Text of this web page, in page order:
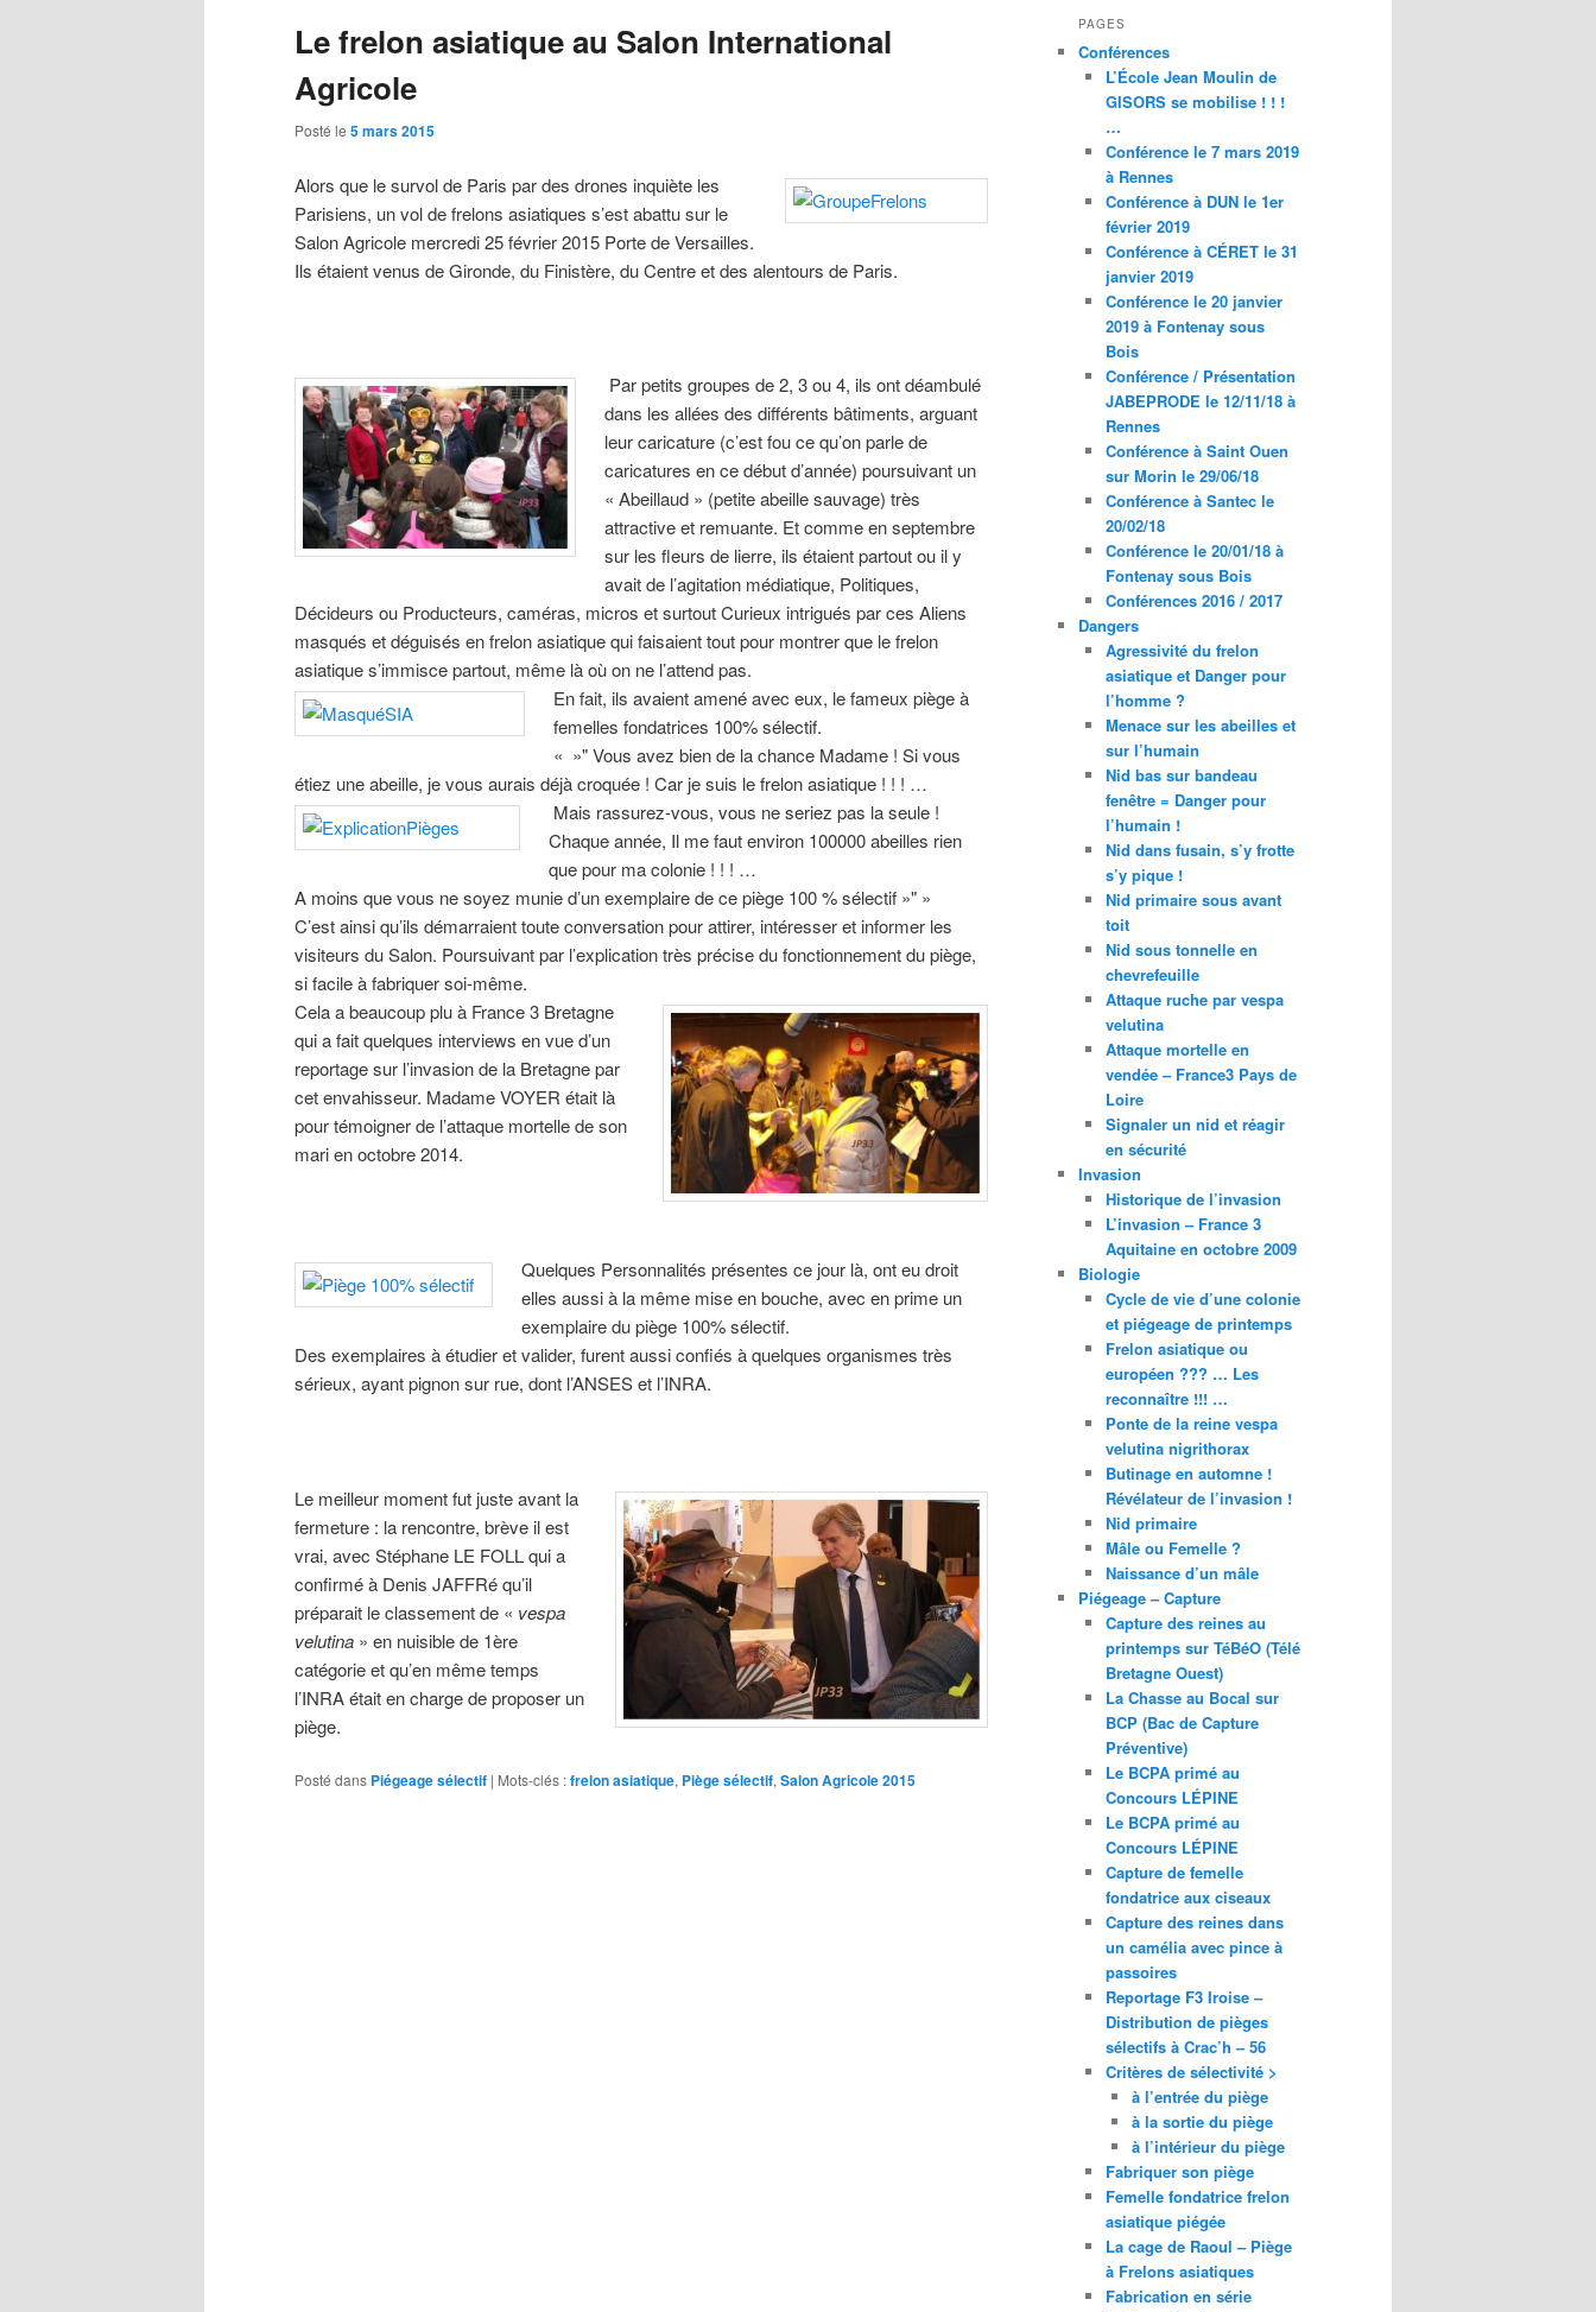
Le frelon asiatique au Salon International
Agricole
Posté le 5 mars 2015
Alors que le survol de Paris par des drones inquiète les
Parisiens, un vol de frelons asiatiques s’est abattu sur le
Salon Agricole mercredi 25 février 2015 Porte de Versailles.
Ils étaient venus de Gironde, du Finistère, du Centre et des alentours de Paris.
Par petits groupes de 2, 3 ou 4, ils ont déambulé
dans les allées des différents bâtiments, arguant
leur caricature (c’est fou ce qu’on parle de
caricatures en ce début d’année) poursuivant un
« Abeillaud » (petite abeille sauvage) très
attractive et remuante. Et comme en septembre
sur les fleurs de lierre, ils étaient partout ou il y
avait de l’agitation médiatique, Politiques,
Décideurs ou Producteurs, caméras, micros et surtout Curieux intrigués par ces Aliens
masqués et déguisés en frelon asiatique qui faisaient tout pour montrer que le frelon
asiatique s’immisce partout, même là où on ne l’attend pas.
En fait, ils avaient amené avec eux, le fameux piège à
femelles fondatrices 100% sélectif.
« »" Vous avez bien de la chance Madame ! Si vous
étiez une abeille, je vous aurais déjà croquée ! Car je suis le frelon asiatique ! ! ! …
Mais rassurez-vous, vous ne seriez pas la seule !
Chaque année, Il me faut environ 100000 abeilles rien
que pour ma colonie ! ! ! …
A moins que vous ne soyez munie d’un exemplaire de ce piège 100 % sélectif »" »
C’est ainsi qu’ils démarraient toute conversation pour attirer, intéresser et informer les
visiteurs du Salon. Poursuivant par l’explication très précise du fonctionnement du piège,
si facile à fabriquer soi-même.
Cela a beaucoup plu à France 3 Bretagne
qui a fait quelques interviews en vue d’un
reportage sur l’invasion de la Bretagne par
cet envahisseur. Madame VOYER était là
pour témoigner de l’attaque mortelle de son
mari en octobre 2014.
Quelques Personnalités présentes ce jour là, ont eu droit
elles aussi à la même mise en bouche, avec en prime un
exemplaire du piège 100% sélectif.
Des exemplaires à étudier et valider, furent aussi confiés à quelques organismes très
sérieux, ayant pignon sur rue, dont l’ANSES et l’INRA.
Le meilleur moment fut juste avant la
fermeture : la rencontre, brève il est
vrai, avec Stéphane LE FOLL qui a
confirmé à Denis JAFFRé qu’il
préparait le classement de « vespa
velutina » en nuisible de 1ère
catégorie et qu’en même temps
l’INRA était en charge de proposer un
piège.
Posté dans Piégeage sélectif | Mots-clés :frelon asiatique, Piège sélectif, Salon Agricole 2015
PAGES
Conférences
L’École Jean Moulin de
GISORS se mobilise ! ! !
…
Conférence le 7 mars 2019
à Rennes
Conférence à DUN le 1er
février 2019
Conférence à CÉRET le 31
janvier 2019
Conférence le 20 janvier
2019 à Fontenay sous
Bois
Conférence / Présentation
JABEPRODE le 12/11/18 à
Rennes
Conférence à Saint Ouen
sur Morin le 29/06/18
Conférence à Santec le
20/02/18
Conférence le 20/01/18 à
Fontenay sous Bois
Conférences 2016 / 2017
Dangers
Agressivité du frelon
asiatique et Danger pour
l’homme ?
Menace sur les abeilles et
sur l’humain
Nid bas sur bandeau
fenêtre = Danger pour
l’humain !
Nid dans fusain, s’y frotte
s’y pique !
Nid primaire sous avant
toit
Nid sous tonnelle en
chevrefeuille
Attaque ruche par vespa
velutina
Attaque mortelle en
vendée – France3 Pays de
Loire
Signaler un nid et réagir
en sécurité
Invasion
Historique de l’invasion
L’invasion – France 3
Aquitaine en octobre 2009
Biologie
Cycle de vie d’une colonie
et piégeage de printemps
Frelon asiatique ou
européen ??? … Les
reconnaître !!! …
Ponte de la reine vespa
velutina nigrithorax
Butinage en automne !
Révélateur de l’invasion !
Nid primaire
Mâle ou Femelle ?
Naissance d’un mâle
Piégeage – Capture
Capture des reines au
printemps sur TéBéO (Télé
Bretagne Ouest)
La Chasse au Bocal sur
BCP (Bac de Capture
Préventive)
Le BCPA primé au
Concours LÉPINE
Le BCPA primé au
Concours LÉPINE
Capture de femelle
fondatrice aux ciseaux
Capture des reines dans
un camélia avec pince à
passoires
Reportage F3 Iroise –
Distribution de pièges
sélectifs à Crac’h – 56
Critères de sélectivité >
à l’entrée du piège
à la sortie du piège
à l’intérieur du piège
Fabriquer son piège
Femelle fondatrice frelon
asiatique piégée
La cage de Raoul – Piège
à Frelons asiatiques
Fabrication en série